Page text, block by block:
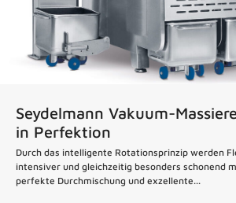
Seydelmann Vakuum-
in Perfektion
Durch das intelligente Rotationsprinzip werden
intensiver und gleichzeitig besonders schonend
perfekte Durchmischung und exzellente...